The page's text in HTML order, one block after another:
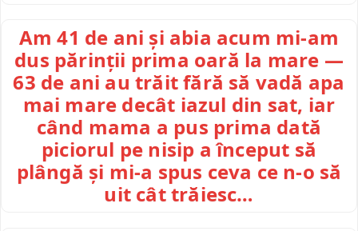
Am 41 de ani și abia acum mi-am
dus părinții prima oară la mare —
63 de ani au trăit fără să vadă apa
mai mare decât iazul din sat, iar
când mama a pus prima dată
piciorul pe nisip a început să
plângă și mi-a spus ceva ce n-o să
uit cât trăiesc…